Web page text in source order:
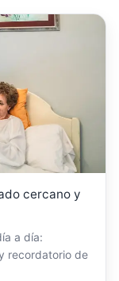
cercano y
a día:
recordatorio de